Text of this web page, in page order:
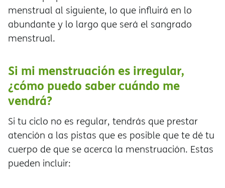
menstrual al siguiente, lo que influirá en lo
abundante y lo largo que será el sangrado
menstrual.
Si mi menstruación es irregular,
¿cómo puedo saber cuándo me
vendrá?
Si tu ciclo no es regular, tendrás que prestar
atención a las pistas que es posible que te dé tu
cuerpo de que se acerca la menstruación. Estas
pueden incluir: